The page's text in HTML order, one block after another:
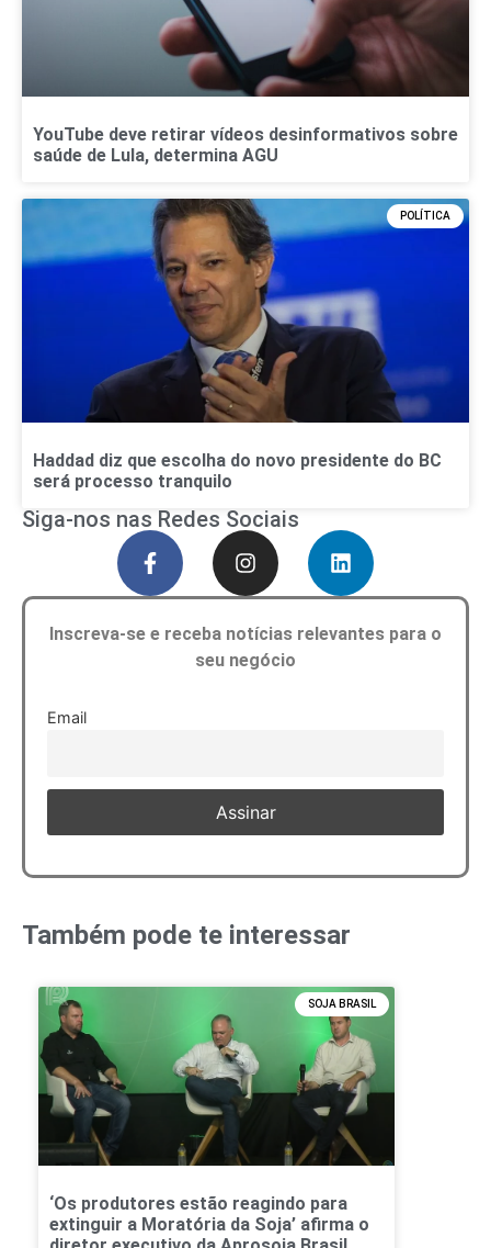
YouTube deve retirar vídeos desinformativos sobre
saúde de Lula, determina AGU
POLÍTICA
Haddad diz que escolha do novo presidente do BC
será processo tranquilo
Siga-nos nas Redes Sociais
Inscreva-se e receba notícias relevantes para o
seu negócio
Email
Também pode te interessar
SOJA BRASIL
‘Os produtores estão reagindo para
extinguir a Moratória da Soja’ afirma o